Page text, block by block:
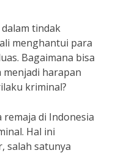
tindak
menghantui para
Bagaimana bisa
menjadi harapan
kriminal?
di Indonesia
Hal ini
salah satunya